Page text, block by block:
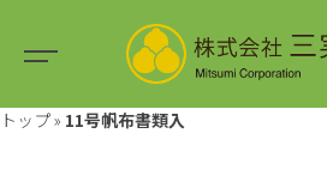
トップ» 11号帆布書類入